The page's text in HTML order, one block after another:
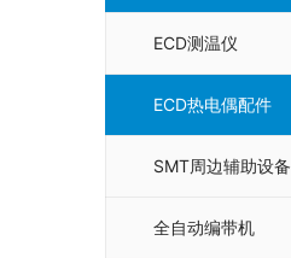
ECD测温仪
ECD热电偶配件
SMT周边辅助设备
全自动编带机